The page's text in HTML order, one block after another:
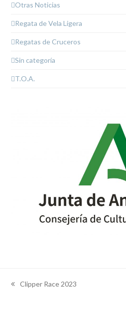
Otras Noticias
Regata de Vela Ligera
Regatas de Cruceros
Sin categoría
T.O.A.
previous
Clipper Race 2023